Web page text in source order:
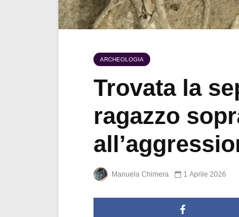
ARCHEOLOGIA
Trovata la
ragazzo
Manuela Chimera 1 Aprile 2026